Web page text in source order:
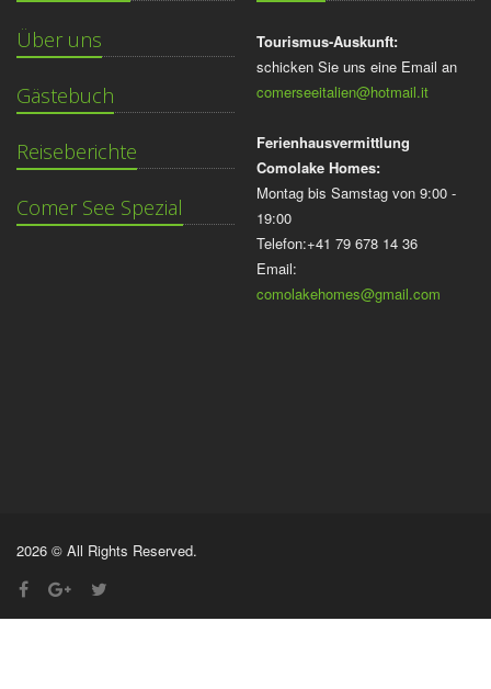
Über uns
Gästebuch
Reiseberichte
Comer See Spezial
Tourismus-Auskunft:
schicken Sie uns eine Email an
comerseeitalien@hotmail.it
Ferienhausvermittlung
Comolake Homes:
Montag bis Samstag von 9:00 -
19:00
Telefon:+41 79 678 14 36
Email:
comolakehomes@gmail.com
2026 © All Rights Reserved.